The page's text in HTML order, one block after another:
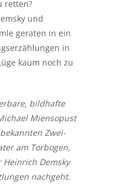
retten?
und
geraten in ein
in
kaum noch zu
bildhafte
Miensopust
Zwei-
am Torbogen,
Heinrich Demsky
nachgeht.